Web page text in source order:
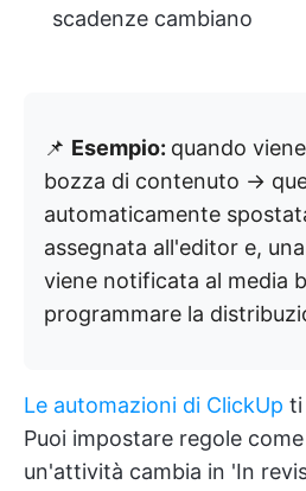
scadenze cambiano
📌 Esempio: quando
bozza di contenuto →
automaticamente
assegnata all'editor e,
viene notificata al media
programmare la
Le automazioni di ClickUp ti
Puoi impostare regole
un'attività cambia in 'In